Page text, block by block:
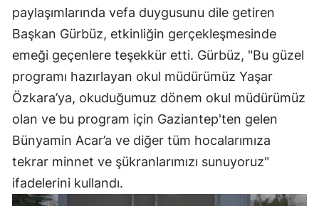
paylaşımlarında vefa duygusunu dile getiren
Başkan Gürbüz, etkinliğin gerçekleşmesinde
emeği geçenlere teşekkür etti. Gürbüz, "Bu güzel
programı hazırlayan okul müdürümüz Yaşar
Özkara’ya, okuduğumuz dönem okul müdürümüz
olan ve bu program için Gaziantep'ten gelen
Bünyamin Acar’a ve diğer tüm hocalarımıza
tekrar minnet ve şükranlarımızı sunuyoruz"
ifadelerini kullandı.